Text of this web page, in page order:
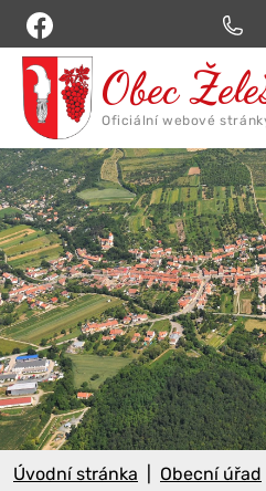
Úvodní stránka Obecní úřad